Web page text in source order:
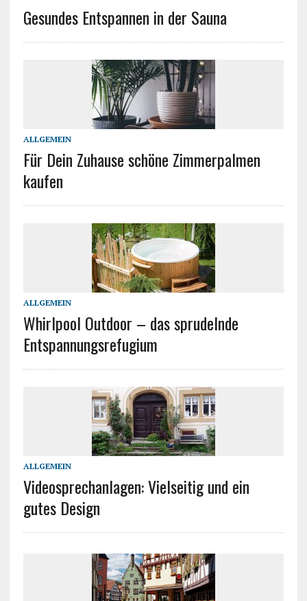
Gesundes Entspannen in der Sauna
ALLGEMEIN
Für Dein Zuhause schöne Zimmerpalmen
kaufen
ALLGEMEIN
Whirlpool Outdoor – das sprudelnde
Entspannungsrefugium
ALLGEMEIN
Videosprechanlagen: Vielseitig und ein
gutes Design